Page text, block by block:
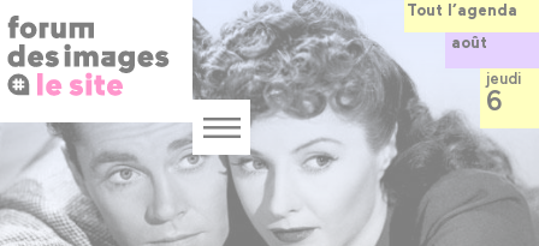
Panneau de gestion des cookies
au
contenu
principal
Menu
Tout l’agenda
août
jeudi
6